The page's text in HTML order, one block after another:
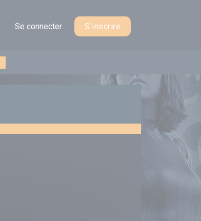
Se connecter S'inscrire